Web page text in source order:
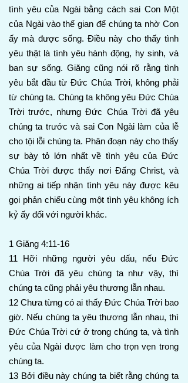
tình yêu của Ngài bằng cách sai Con Một
của Ngài vào thế gian để chúng ta nhờ Con
ấy mà được sống. Điều này cho thấy tình
yêu thật là tình yêu hành động, hy sinh, và
ban sự sống. Giăng cũng nói rõ rằng tình
yêu bắt đầu từ Đức Chúa Trời, không phải
từ chúng ta. Chúng ta không yêu Đức Chúa
Trời trước, nhưng Đức Chúa Trời đã yêu
chúng ta trước và sai Con Ngài làm của lễ
cho tội lỗi chúng ta. Phân đoạn này cho thấy
sự bày tỏ lớn nhất về tình yêu của Đức
Chúa Trời được thấy nơi Đấng Christ, và
những ai tiếp nhận tình yêu này được kêu
gọi phản chiếu cùng một tình yêu không ích
kỷ ấy đối với người khác.
1 Giăng 4:11-16
11 Hỡi những người yêu dấu, nếu Đức
Chúa Trời đã yêu chúng ta như vậy, thì
chúng ta cũng phải yêu thương lẫn nhau.
12 Chưa từng có ai thấy Đức Chúa Trời bao
giờ. Nếu chúng ta yêu thương lẫn nhau, thì
Đức Chúa Trời cứ ở trong chúng ta, và tình
yêu của Ngài được làm cho trọn vẹn trong
chúng ta.
13 Bởi điều này chúng ta biết rằng chúng ta